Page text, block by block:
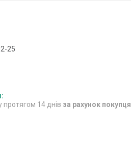
25
протягом 14 днів за рахунок покупця